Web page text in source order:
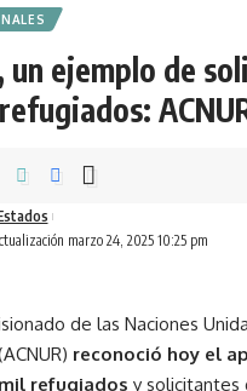
un ejemplo de
marzo 24, 2025 10:25 pm
de las Naciones
reconoció hoy el
refugiados y solicitantes